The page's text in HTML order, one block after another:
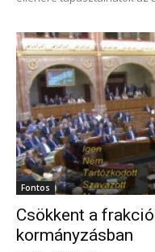
Fontos
Csökkent a
kormányzásban